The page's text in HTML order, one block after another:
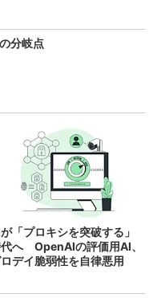
分岐点
「プロキシを突破する」
へ OpenAIの評価用AI、
デイ脆弱性を自律悪用